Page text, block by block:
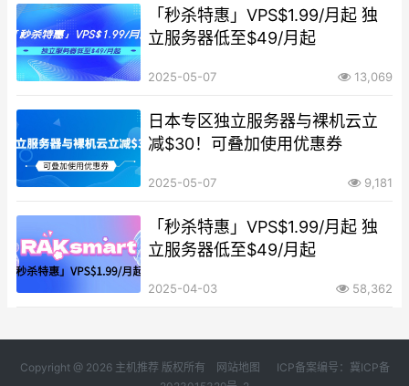
「秒杀特惠」VPS$1.99/月起 独
立服务器低至$49/月起
2025-05-07 13,069
日本专区独立服务器与裸机云立
减$30！可叠加使用优惠券
2025-05-07 9,181
「秒杀特惠」VPS$1.99/月起 独
立服务器低至$49/月起
2025-04-03 58,362
Copyright @ 2026 主机推荐 版权所有 网站地图
ICP备案编号：冀ICP备